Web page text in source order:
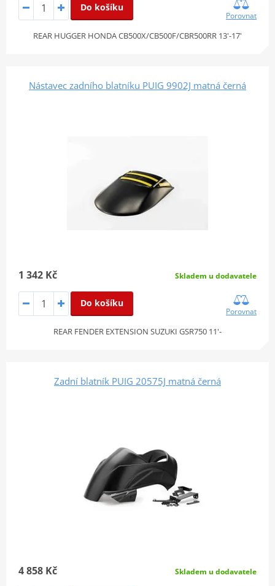
Do košíku
Porovnat
REAR HUGGER HONDA CB500X/CB500F/CBR500RR 13'-17'
Nástavec zadního blatníku PUIG 9902J matná černá
1 342 Kč Skladem u dodavatele
Do košíku
Porovnat
REAR FENDER EXTENSION SUZUKI GSR750 11'-
Zadní blatník PUIG 20575J matná černá
4 858 Kč Skladem u dodavatele